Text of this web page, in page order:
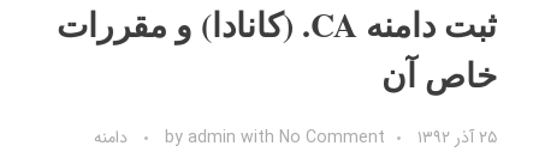
ثبت دامنه CA. (کانادا) و مقررات
خاص آن
۲۵ آذر ۱۳۹۲ by admin with No Comment دامنه